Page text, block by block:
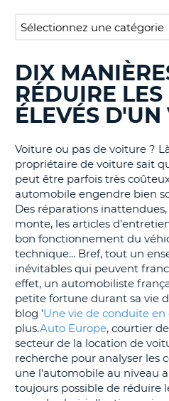
FRANCE
RECHERCHER
DES
BLOGS......
DIX
RÉDUIRE
ÉLEVÉS
Voiture ou pas de voiture ?
propriétaire de voiture sait
peut être parfois très
automobile engendre bien
Des réparations
monte, les articles
bon fonctionnement du
technique... Bref, tout un
inévitables qui peuvent
effet, un automobiliste
petite fortune durant sa vie
blog 'Une vie de conduite en
plus.Auto Europe, courtier
secteur de la location de
recherche pour analyser les
une l'automobile au niveau
toujours possible de réduire